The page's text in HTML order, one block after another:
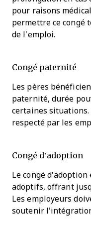
pour raisons
permettre ce congé
de l’emploi.
Congé paternité
Les pères
paternité, durée
certaines situations.
respecté par les
Congé d’adoption
Le congé
adoptifs, offrant
Les employeurs
soutenir